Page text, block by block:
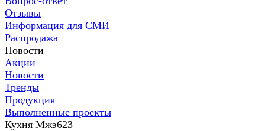
Отзывы
Информация для СМИ
Распродажа
Новости
Акции
Новости
Тренды
Продукция
Выполненные проекты
Кухня Мжэ623